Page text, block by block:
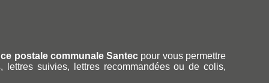
postale communale Santec pour vous permettre
suivies, lettres recommandées ou de colis,